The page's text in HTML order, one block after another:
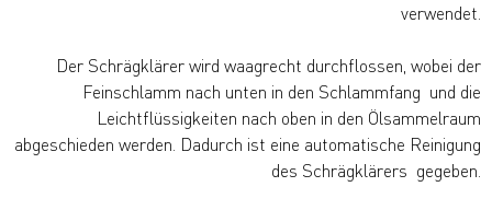
verwendet.
Der Schrägklärer wird waagrecht durchflossen, wobei der
Feinschlamm nach unten in den Schlammfang und die
Leichtflüssigkeiten nach oben in den Ölsammelraum
abgeschieden werden. Dadurch ist eine automatische Reinigung
des Schrägklärers gegeben.